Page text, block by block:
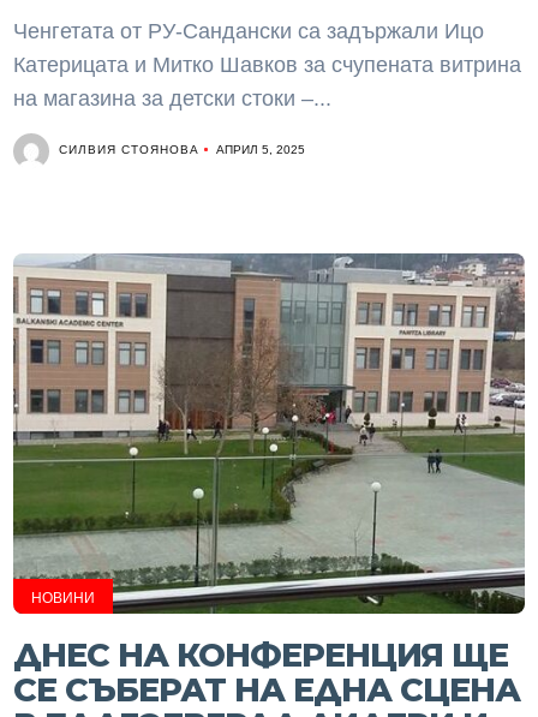
Ченгетата от РУ-Сандански са задържали Ицо
Катерицата и Митко Шавков за счупената витрина
на магазина за детски стоки –...
СИЛВИЯ СТОЯНОВА АПРИЛ 5, 2025
НОВИНИ
ДНЕС НА КОНФЕРЕНЦИЯ ЩЕ
СЕ СЪБЕРАТ НА ЕДНА СЦЕНА